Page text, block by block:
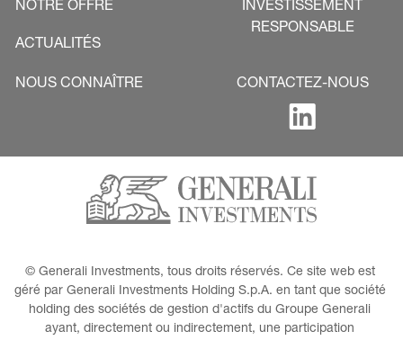
NOTRE OFFRE
ACTUALITÉS
INVESTISSEMENT
RESPONSABLE
NOUS CONNAÎTRE CONTACTEZ-NOUS
© Generali Investments, tous droits réservés. Ce site web est
géré par Generali Investments Holding S.p.A. en tant que société
holding des sociétés de gestion d'actifs du Groupe Generali
ayant, directement ou indirectement, une participation